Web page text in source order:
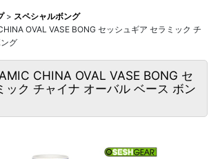
> スペシャルボング
OVAL VASE BONG セッシュギア セラミック チ
グ
CHINA OVAL VASE BONG セ
ック チャイナ オーバル ベース ボン